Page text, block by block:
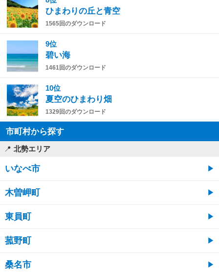
ひまわりの丘と青空
1565回のダウンロード
9位
碧い海
1461回のダウンロード
10位
夏空のひまわり畑
1329回のダウンロード
市町村から探す
北勢エリア
いなべ市
木曽岬町
東員町
菰野町
桑名市